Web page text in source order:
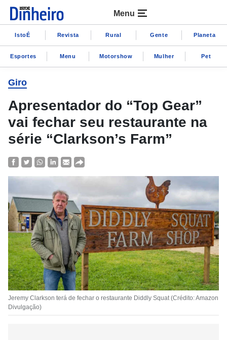
Menu
IstoÉ Revista Rural Gente Planeta
Esportes Menu Motorshow Mulher Pet
Giro
Apresentador do “Top Gear”
vai fechar seu restaurante na
série “Clarkson’s Farm”
Jeremy Clarkson terá de fechar o restaurante Diddly Squat (Crédito: Amazon
Divulgação)